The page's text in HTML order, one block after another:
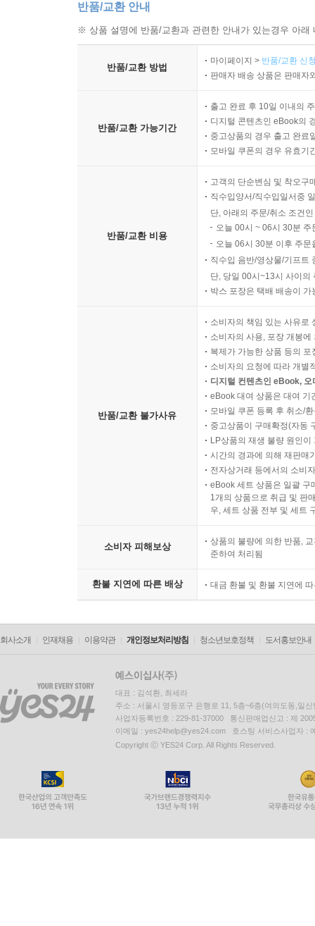
반품/교환 안내
※ 상품 설명에 반품/교환과 관련한 안내가 있는경우 아
반품/교환 방법
마이페이지 > 반품/교환 신
판매자 배송 상품은 판매자
반품/교환 가능기간
출고 완료 후 10일 이내의
디지털 콘텐츠인 eBook의
중고상품의 경우 출고 완료
모바일 쿠폰의 경우 유효기
반품/교환 비용
고객의 단순변심 및 착오구
직수입양서/직수입일서중
단, 아래의 주문/취소 조건
오늘 00시 ~ 06시 30분
오늘 06시 30분 이후 주
직수입 음반/영상물/기프트
단, 당일 00시~13시 사이의
박스 포장은 택배 배송이
반품/교환 불가사유
소비자의 책임 있는 사유로
소비자의 사용, 포장 개봉
복제가 가능한 상품 등의
소비자의 요청에 따라 개별
디지털 컨텐츠인 eBook,
eBook 대여 상품은 대여 기
모바일 쿠폰 등록 후 취소/
중고상품이 구매확정(자동
LP상품의 재생 불량 원인
시간의 경과에 의해 재판매
전자상거래 등에서의 소비
eBook 세트 상품은 일괄 구
1개의 상품으로 취급 및 판
우, 세트 상품 전부 및 세트
소비자 피해보상
상품의 불량에 의한 반품,
준하여 처리됨
환불 지연에 따른 배상 대금 환불 및 환불 지연에
회사소개 인재채용 이용약관 개인정보처리방침 청소년보호정책 도서홍보안내
대표 : 김석환, 최세라
주소 : 서울시 영등포구 은행로 11, 5층~6층(여의도동,일신
사업자등록번호 : 229-81-37000 통신판매업신고 : 제
이메일 : yes24help@yes24.com 호스팅 서비스사업자 :
Copyright ⓒ YES24 Corp. All Rights Reserved.